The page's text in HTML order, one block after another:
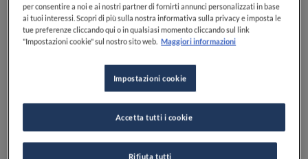
La leggenda narra che ad inventare la tartare siano
stati i Tatari, popolazione nomade dell'Asia centrale,
nel V secolo. Questi guerrieri di origine turca
conservavano la carne cruda sotto le selle durante i
loro spostamenti, permettendo così una naturale
degli Zar, per essere infine portato in Francia all'inizio
del XX secolo dai cuochi russi in esilio.
per consentire a noi e ai nostri partner di fornirti annunci personalizzati in base
ai tuoi interessi. Scopri di più sulla nostra informativa sulla privacy e imposta le
tue preferenze cliccando qui o in qualsiasi momento cliccando sul link
"Impostazioni cookie" sul nostro sito web. Maggiori informazioni
Impostazioni cookie
Rifiuta tutti
Accetta tutti i cookie